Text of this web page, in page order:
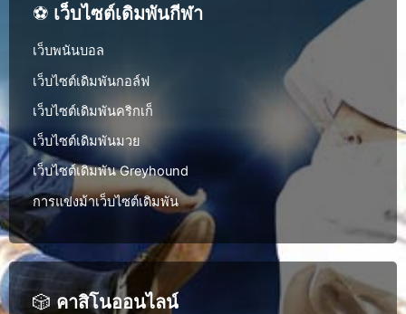
⚽ เว็บไซต์เดิมพันกีฬา
เว็บพนันบอล
เว็บไซต์เดิมพันกอล์ฟ
เว็บไซต์เดิมพันคริกเก็
เว็บไซต์เดิมพันมวย
เว็บไซต์เดิมพัน Greyhound
การแข่งม้าเว็บไซต์เดิมพัน
🎲คาสิโนออนไลน์